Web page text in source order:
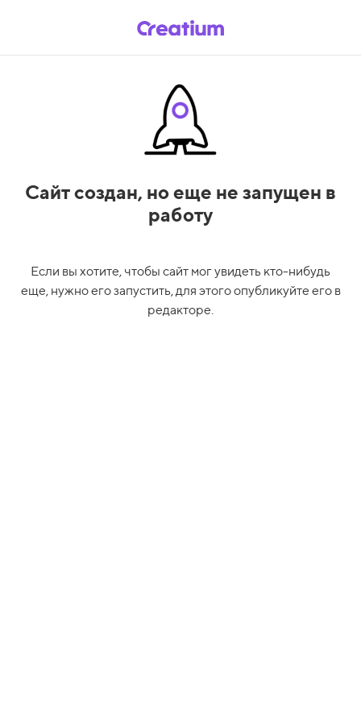
Сайт создан, но еще не запущен в
работу
Если вы хотите, чтобы сайт мог увидеть кто-нибудь
еще, нужно его запустить, для этого опубликуйте его в
редакторе.